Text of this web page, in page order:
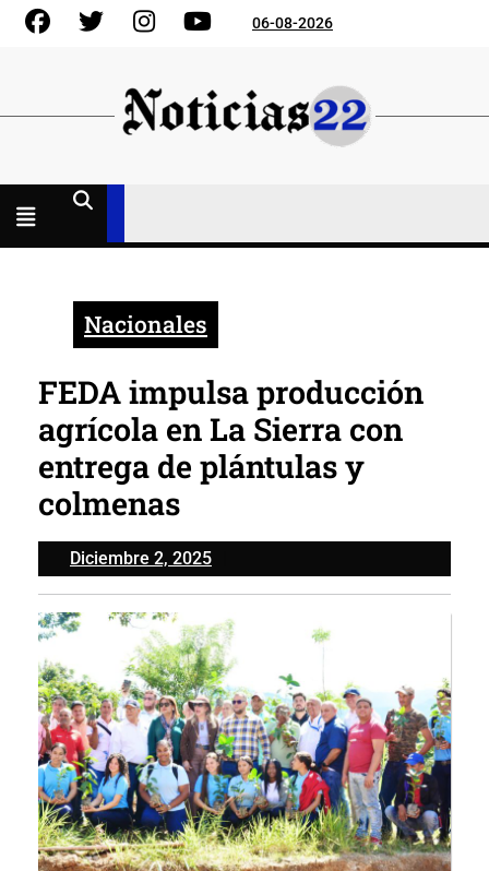
Skip
FacebookGorjeo InstagramYouTube06-08-2026
Nacionales
FEDA impulsa producción
agrícola en La Sierra con
entrega de plántulas y
colmenas
Diciembre 2, 2025Diciembre
2,